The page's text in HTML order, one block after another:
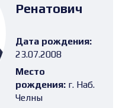
Ренатович
Дата рождения:
23.07.2008
Место
рождения: г. Наб.
Челны